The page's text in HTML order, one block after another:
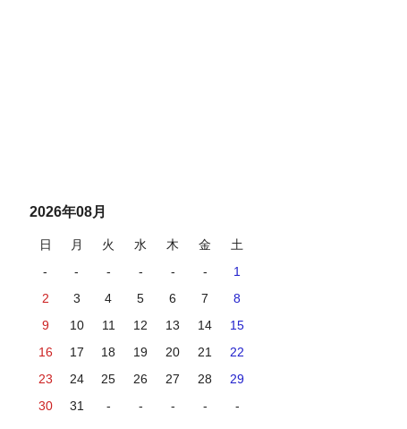
2026年08月
日 月 火 水 木 金
土
-
- - - - -
1
2
3 4 5 6 7
8
9
10 11 12 13 14
15
16
17 18 19 20 21
22
23
24 25 26 27 28
29
30
31 - - - - -